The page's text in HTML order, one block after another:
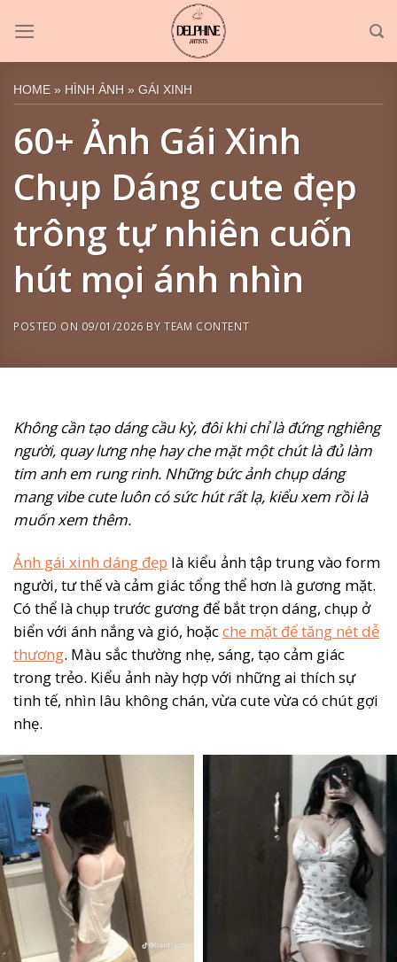
content
HOME » HÌNH ẢNH » GÁI XINH
60+ Ảnh Gái Xinh
Chụp Dáng cute đẹp
trông tự nhiên cuốn
hút mọi ánh nhìn
POSTED ON 09/01/2026 BYTEAM CONTENT
Không cần tạo dáng cầu kỳ, đôi khi chỉ là đứng nghiêng
người, quay lưng nhẹ hay che mặt một chút là đủ làm
tim anh em rung rinh. Những bức ảnh chụp dáng
mang vibe cute luôn có sức hút rất lạ, kiểu xem rồi là
muốn xem thêm.
Ảnh gái xinh dáng đẹp là kiểu ảnh tập trung vào form
người, tư thế và cảm giác tổng thể hơn là gương mặt.
Có thể là chụp trước gương để bắt trọn dáng, chụp ở
biển với ánh nắng và gió, hoặcche mặt để tăng nét dễ
thương. Màu sắc thường nhẹ, sáng, tạo cảm giác
trong trẻo. Kiểu ảnh này hợp với những ai thích sự
tinh tế, nhìn lâu không chán, vừa cute vừa có chút gợi
nhẹ.